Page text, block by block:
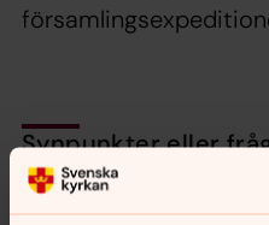
Synpunkter eller
innehåll?